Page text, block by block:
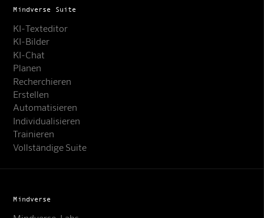
Mindverse Suite
KI-Texteditor
KI-Bilder
KI-Chat
Planen
Recherchieren
Erstellen
Automatisieren
Individualisieren
Trainieren
Vollständige Suite
Mindverse